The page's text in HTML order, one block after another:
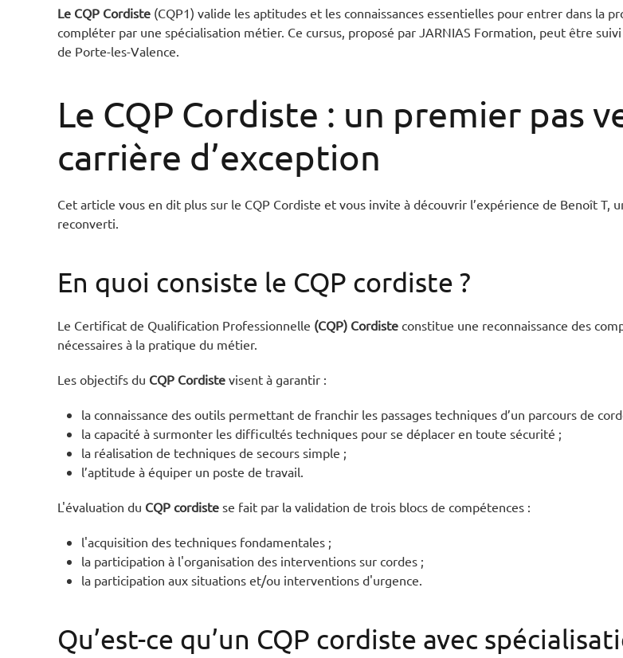
Le CQP Cordiste (CQP1) valide les aptitudes et les connaissances essentielles pour entrer dans la
compléter par une spécialisation métier. Ce cursus, proposé par JARNIAS Formation, peut être
de Porte-les-Valence.
Le CQP Cordiste : un premier pas
carrière d’exception
Cet article vous en dit plus sur le CQP Cordiste et vous invite à découvrir l’expérience de Benoît T,
reconverti.
En quoi consiste le CQP cordiste ?
Le Certificat de Qualification Professionnelle (CQP) Cordiste constitue une reconnaissance des
nécessaires à la pratique du métier.
Les objectifs du CQP Cordiste visent à garantir :
la connaissance des outils permettant de franchir les passages techniques d’un parcours de
la capacité à surmonter les difficultés techniques pour se déplacer en toute sécurité ;
la réalisation de techniques de secours simple ;
l’aptitude à équiper un poste de travail.
L'évaluation du CQP cordiste se fait par la validation de trois blocs de compétences :
l'acquisition des techniques fondamentales ;
la participation à l'organisation des interventions sur cordes ;
la participation aux situations et/ou interventions d'urgence.
Qu’est-ce qu’un CQP cordiste avec